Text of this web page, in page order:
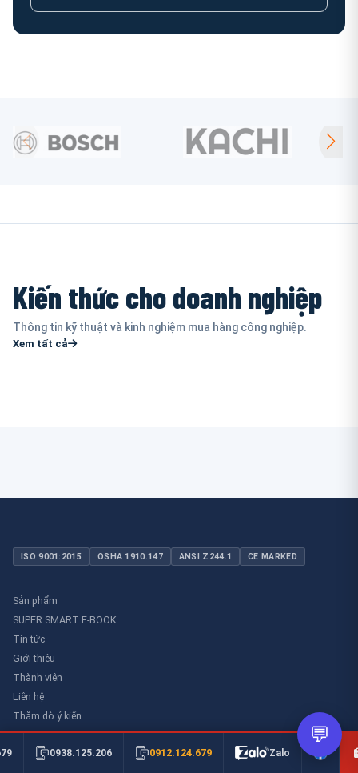
Kiến thức cho doanh nghiệp
Thông tin kỹ thuật và kinh nghiệm mua hàng công nghiệp.
Xem tất cả
ISO 9001:2015 OSHA 1910.147 ANSI Z244.1 CE MARKED
Sản phẩm
SUPER SMART E-BOOK
Tin tức
Giới thiệu
Thành viên
Liên hệ
Thăm dò ý kiến
Thư viên an toàn
0938.125.206 0912.124.679 Zalo
💬